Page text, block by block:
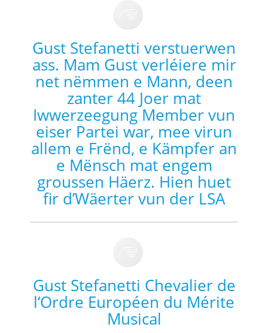
Gust Stefanetti verstuerwen
ass. Mam Gust verléiere mir
net nëmmen e Mann, deen
zanter 44 Joer mat
Iwwerzeegung Member vun
eiser Partei war, mee virun
allem e Frënd, e Kämpfer an
e Mënsch mat engem
groussen Häerz. Hien huet
fir d’Wäerter vun der LSA
Gust Stefanetti Chevalier de
l‘Ordre Européen du Mérite
Musical